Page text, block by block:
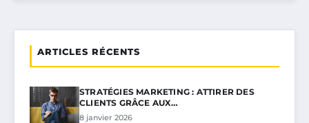
ARTICLES RÉCENTS
STRATÉGIES MARKETING : ATTIRER DES
CLIENTS GRÂCE AUX…
8 janvier 2026